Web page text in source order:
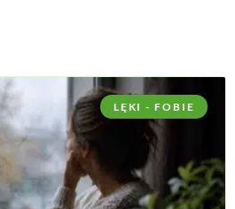
LĘKI - FOBIE